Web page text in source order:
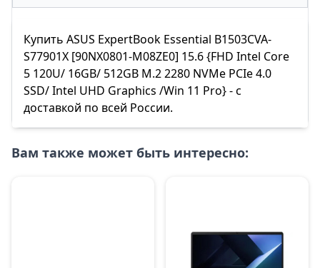
Купить ASUS ExpertBook Essential B1503CVA-
S77901X [90NX0801-M08ZE0] 15.6 {FHD Intel Core
5 120U/ 16GB/ 512GB M.2 2280 NVMe PCIe 4.0
SSD/ Intel UHD Graphics /Win 11 Pro} - с
доставкой по всей России.
Вам также может быть интересно: